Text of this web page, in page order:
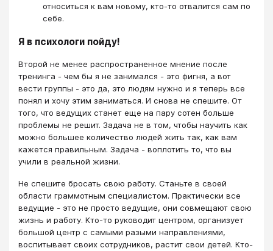
относиться к вам новому, кто-то отвалится сам по
себе.
Я в психологи пойду!
Второй не менее распространенное мнение после
тренинга - чем бы я не занимался - это фигня, а вот
вести группы - это да, это людям нужно и я теперь все
понял и хочу этим заниматься. И снова не спешите. От
того, что ведущих станет еще на пару сотен больше
проблемы не решит. Задача не в том, чтобы научить как
можно большее количество людей жить так, как вам
кажется правильным. Задача - воплотить то, что вы
учили в реальной жизни.
Не спешите бросать свою работу. Станьте в своей
области граммотным специалистом. Практически все
ведущие - это не просто ведущие, они совмещают свою
жизнь и работу. Кто-то руководит центром, организует
большой центр с самыми разыми направлениями,
воспитывает своих сотрудников, растит свои детей. Кто-